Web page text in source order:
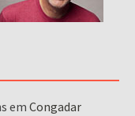
emCongadar